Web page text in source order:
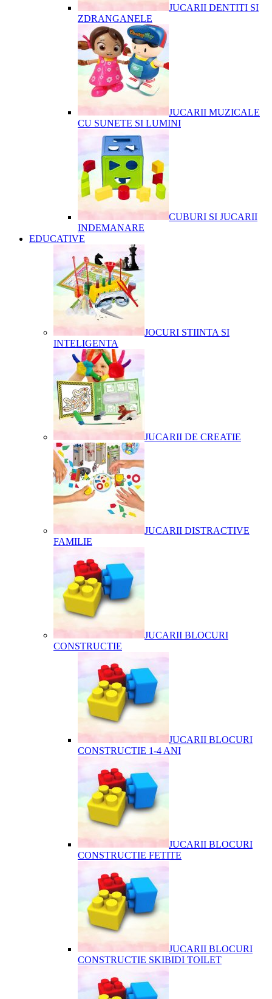
JUCARII DENTITI SI
ZDRANGANELE
JUCARII MUZICALE
CU SUNETE SI LUMINI
CUBURI SI JUCARII
INDEMANARE
EDUCATIVE
JOCURI STIINTA SI
INTELIGENTA
JUCARII DE CREATIE
JUCARII DISTRACTIVE
FAMILIE
JUCARII BLOCURI
CONSTRUCTIE
JUCARII BLOCURI
CONSTRUCTIE 1-4 ANI
JUCARII BLOCURI
CONSTRUCTIE FETITE
JUCARII BLOCURI
CONSTRUCTIE SKIBIDI TOILET